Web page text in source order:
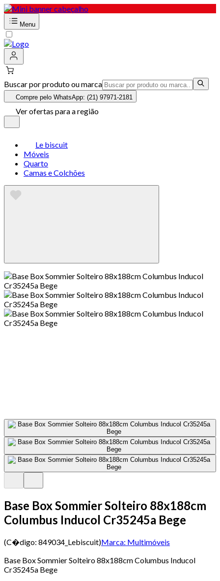
Menu
Buscar por produto ou marca
Compre pelo WhatsApp: (21) 97971-2181
Ver ofertas para a região
Le biscuit
Móveis
Quarto
Camas e Colchões
Base Box Sommier Solteiro 88x188cm
Columbus Inducol Cr35245a Bege
(C�digo: 849034_Lebiscuit)Marca: Multimóveis
Base Box Sommier Solteiro 88x188cm Columbus Inducol
Cr35245a Bege